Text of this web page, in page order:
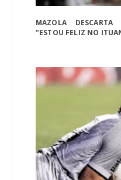
MAZOLA
"ESTOU FELIZ NO